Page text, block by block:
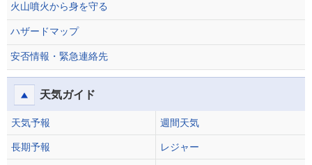
火山噴火から身を守る
ハザードマップ
安否情報・緊急連絡先
天気ガイド
天気予報 週間天気
長期予報 レジャー